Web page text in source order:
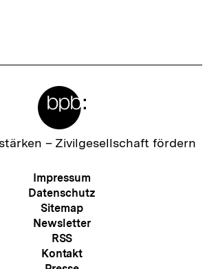
– Zivilgesellschaft fördern
Meta-
Navigation
Impressum
Datenschutz
Sitemap
Newsletter
RSS
Kontakt